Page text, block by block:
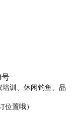
号
训、休闲钓鱼、品
位置哦）